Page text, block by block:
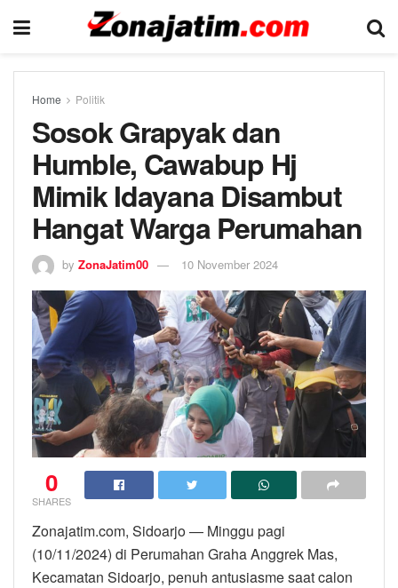
Home Politik
Sosok Grapyak dan
Humble, Cawabup Hj
Mimik Idayana Disambut
Hangat Warga Perumahan
by ZonaJatim00 10 November 2024
0
SHARES
Zonajatim.com, Sidoarjo — Minggu pagi
(10/11/2024) di Perumahan Graha Anggrek Mas,
Kecamatan Sidoarjo, penuh antusiasme saat calon